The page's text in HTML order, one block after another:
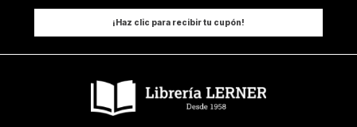
¡Haz clic para recibir tu cupón!